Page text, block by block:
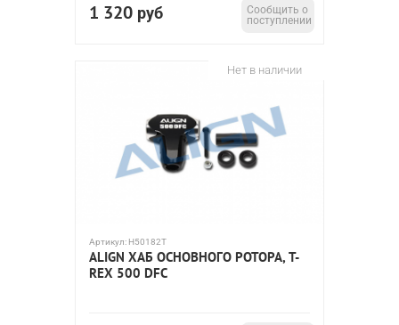
1 320 руб
Сообщить о
поступлении
Нет в наличии
Артикул: H50182T
ALIGN ХАБ ОСНОВНОГО РОТОРА, T-
REX 500 DFC